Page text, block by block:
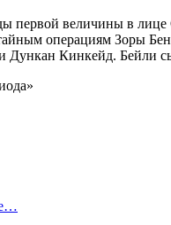
первой величины в
операциям Зоры
Кинкейд. Бейли